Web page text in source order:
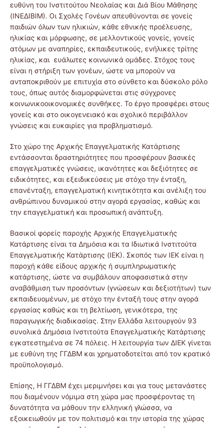
ευθύνη του Ινστιτούτου Νεολαίας και Διά Βίου Μάθησης
(ΙΝΕΔΙΒΙΜ). Οι Σχολές Γονέων απευθύνονται σε γονείς
παιδιών όλων των ηλικιών, κάθε εθνικής προέλευσης,
ηλικίας και μόρφωσης, σε μελλοντικούς γονείς, γονείς
ατόμων με αναπηρίες, εκπαιδευτικούς, ενήλικες τρίτης
ηλικίας, και ευάλωτες κοινωνικά ομάδες. Στόχος τους
είναι η στήριξη των γονέων, ώστε να μπορούν να
ανταποκριθούν με επιτυχία στο σύνθετο και δύσκολο ρόλο
τους, όπως αυτός διαμορφώνεται στις σύγχρονες
κοινωνικοοικονομικές συνθήκες. Το έργο προσφέρει στους
γονείς και στο οικογενειακό και σχολικό περιβάλλον
γνώσεις και ευκαιρίες για προβληματισμό.
Στο χώρο της Αρχικής Επαγγελματικής Κατάρτισης
εντάσσονται δραστηριότητες που προσφέρουν βασικές
επαγγελματικές γνώσεις, ικανότητες και δεξιότητες σε
ειδικότητες, και εξειδικεύσεις με στόχο την ένταξη,
επανένταξη, επαγγελματική κινητικότητα και ανέλιξη του
ανθρώπινου δυναμικού στην αγορά εργασίας, καθώς και
την επαγγελματική και προσωπική ανάπτυξη.
Βασικοί φορείς παροχής Αρχικής Επαγγελματικής
Κατάρτισης είναι τα Δημόσια και τα Ιδιωτικά Ινστιτούτα
Επαγγελματικής Κατάρτισης (ΙΕΚ). Σκοπός των ΙΕΚ είναι η
παροχή κάθε είδους αρχικής ή συμπληρωματικής
κατάρτισης, ώστε να συμβάλουν αποφασιστικά στην
αναβάθμιση των προσόντων (γνώσεων και δεξιοτήτων) των
εκπαιδευομένων, με στόχο την ένταξή τους στην αγορά
εργασίας καθώς και τη βελτίωση, γενικότερα, της
παραγωγικής διαδικασίας. Στην Ελλάδα λειτουργούν 93
συνολικά Δημόσια Ινστιτούτα Επαγγελματικής Κατάρτισης
εγκατεστημένα σε 74 πόλεις. Η λειτουργία των ΔΙΕΚ γίνεται
με ευθύνη της ΓΓΔΒΜ και χρηματοδοτείται από τον κρατικό
προϋπολογισμό.
Επίσης, Η ΓΓΔΒΜ έχει μεριμνήσει και για τους μετανάστες
που διαμένουν νόμιμα στη χώρα μας προσφέροντας τη
δυνατότητα να μάθουν την ελληνική γλώσσα, να
εξοικειωθούν με τον πολιτισμό και την ιστορία της χώρας